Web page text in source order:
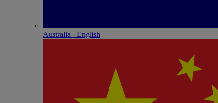
Australia - English